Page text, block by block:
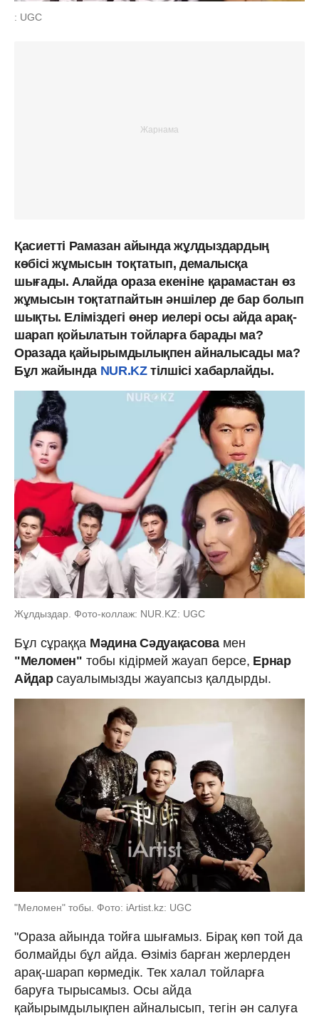
: UGC
Қасиетті Рамазан айында жұлдыздардың
көбісі жұмысын тоқтатып, демалысқа
шығады. Алайда ораза екеніне қарамастан өз
жұмысын тоқтатпайтын әншілер де бар болып
шықты. Еліміздегі өнер иелері осы айда арақ-
шарап қойылатын тойларға барады ма?
Оразада қайырымдылықпен айналысады ма?
Бұл жайында NUR.KZтілшісі хабарлайды.
Жұлдыздар. Фото-коллаж: NUR.KZ: UGC
Бұл сұраққа Мәдина Сәдуақасовамен
"Меломен" тобы кідірмей жауап берсе, Ернар
Айдарсауалымызды жауапсыз қалдырды.
"Меломен" тобы. Фото: iArtist.kz: UGC
"Ораза айында тойға шығамыз. Бірақ көп той да
болмайды бұл айда. Өзіміз барған жерлерден
арақ-шарап көрмедік. Тек халал тойларға
баруға тырысамыз. Осы айда
қайырымдылықпен айналысып, тегін ән салуға